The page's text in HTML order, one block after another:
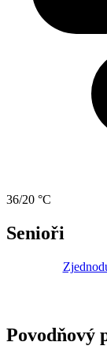
36/20 °C
Senioři
Povodňový